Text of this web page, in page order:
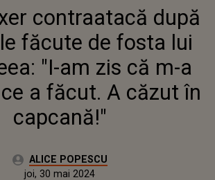
DUPĂ ACUZAȚIILE FĂCUTE DE
FOSTA LUI SOȚIE, DEEA: "I-AM
ZIS CĂ M-A DERANJAT CE A
FĂCUT. A CĂZUT ÎN CAPCANĂ!"
contraatacă după
făcute de fosta lui
"I-am zis că m-a
a făcut. A căzut în
capcană!"
Autor:ALICE POPESCU
Actualizat:
joi, 30 mai 2024